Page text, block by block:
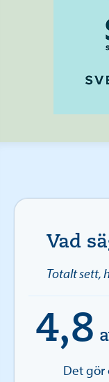
Vad
Totalt sett,
4,8
Det gör